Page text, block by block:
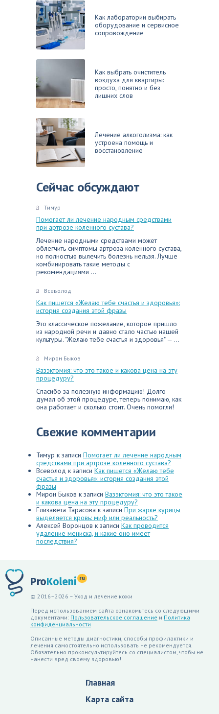
Как лаборатории выбирать
оборудование и сервисное
сопровождение
Как выбрать очиститель
воздуха для квартиры:
просто, понятно и без
лишних слов
Лечение алкоголизма: как
устроена помощь и
восстановление
Сейчас обсуждают
Тимур
Помогает ли лечение народным средствами
при артрозе коленного сустава?
Лечение народными средствами может
облегчить симптомы артроза коленного сустава,
но полностью вылечить болезнь нельзя. Лучше
комбинировать такие методы с
рекомендациями ...
Всеволод
Как пишется «Желаю тебе счастья и здоровья»:
история создания этой фразы
Это классическое пожелание, которое пришло
из народной речи и давно стало частью нашей
культуры. "Желаю тебе счастья и здоровья" — ...
Мирон Быков
Вазэктомия: что это такое и какова цена на эту
процедуру?
Спасибо за полезную информацию! Долго
думал об этой процедуре, теперь понимаю, как
она работает и сколько стоит. Очень помогли!
Свежие комментарии
Тимур к записи Помогает ли лечение народным
средствами при артрозе коленного сустава?
Всеволод к записи Как пишется «Желаю тебе
счастья и здоровья»: история создания этой
фразы
Мирон Быков к записи Вазэктомия: что это такое
и какова цена на эту процедуру?
Елизавета Тарасова к записи При жарке курицы
выделяется кровь: миф или реальность?
Алексей Воронцов к записи Как проводится
удаление мениска, и какие оно имеет
последствия?
ProKoleni ru
© 2016–2026 – Уход и лечение кожи
Перед использованием сайта ознакомьтесь со следующими
документами: Пользовательское соглашение и Политика
конфиденциальности
Описанные методы диагностики, способы профилактики и
лечения самостоятельно использовать не рекомендуется.
Обязательно проконсультируйтесь со специалистом, чтобы не
нанести вред своему здоровью!
Главная
Карта сайта